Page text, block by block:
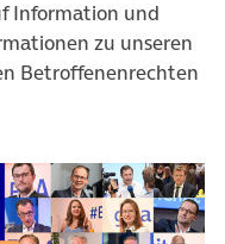
Information und
zu unseren
Betroffenenrechten